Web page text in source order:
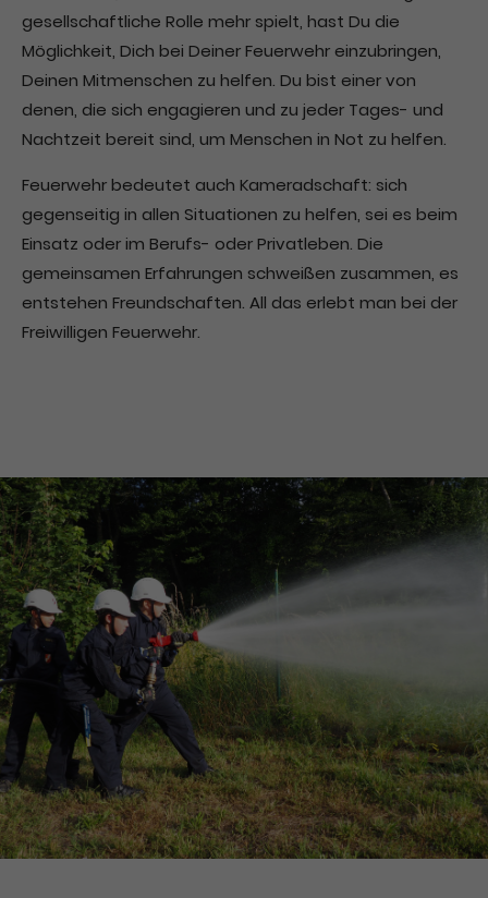
info@yourdomain.com
About us
Lorem ipsum dolor sit amet, consectetuer
Aenean commodo ligula eget dolor. Aenean
massa. Cum sociis natoque penatibus et magnis
dis parturient montes, nascetur ridiculus mus.
Donec quam felis, ultricies nec.
gesellschaftliche Rolle mehr spielt, hast Du die
Möglichkeit, Dich bei Deiner Feuerwehr einzubringen,
Deinen Mitmenschen zu helfen. Du bist einer von
denen, die sich engagieren und zu jeder Tages- und
Nachtzeit bereit sind, um Menschen in Not zu helfen.
Feuerwehr bedeutet auch Kameradschaft: sich
gegenseitig in allen Situationen zu helfen, sei es beim
Einsatz oder im Berufs- oder Privatleben. Die
gemeinsamen Erfahrungen schweißen zusammen, es
entstehen Freundschaften. All das erlebt man bei der
Freiwilligen Feuerwehr.